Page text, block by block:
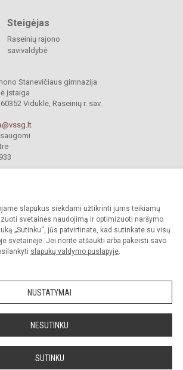
slapukus siekdami užtikrinti jums teikiamų
svetainės naudojimą ir optimizuoti naršymo
„Sutinku“, jūs patvirtinate, kad sutinkate su visų
svetainėje. Jei norite atšaukti arba pakeisti savo
slapukų valdymo puslapyje.
NUSTATYMAI
NESUTINKU
SUTINKU
Steigėjas
Raseinių rajono
savivaldybė
Stanevičiaus gimnazija
įstaiga
Viduklė, Raseinių r. sav.
saugomos.
gimnazijos sutikimo griežtai draudžiama.
paraiška Slapukų valdymas
atnaujinti